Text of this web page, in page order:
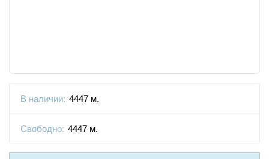
В наличии: 4447 м.
Свободно: 4447 м.